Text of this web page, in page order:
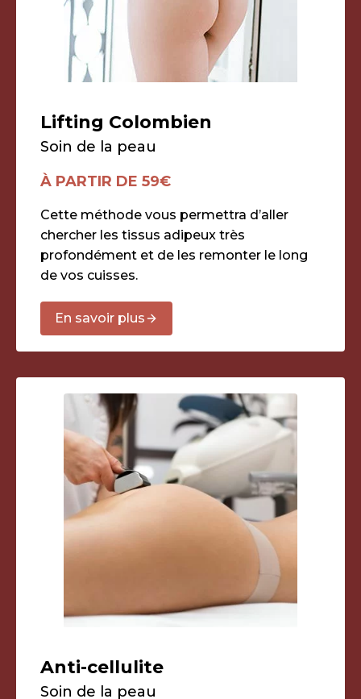
Lifting Colombien
Soin de la peau
À PARTIR DE 59€
Cette méthode vous permettra d’aller
chercher les tissus adipeux très
profondément et de les remonter le long
de vos cuisses.
En savoir plus
Anti-cellulite
Soin de la peau